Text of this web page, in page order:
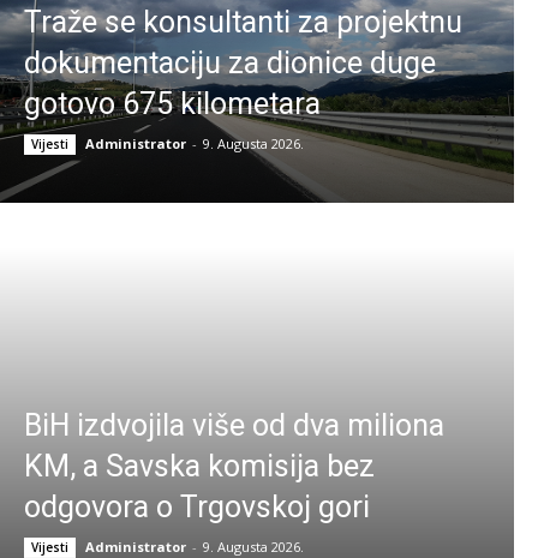
Traže se konsultanti za projektnu
dokumentaciju za dionice duge
gotovo 675 kilometara
Vijesti Administrator - 9. Augusta 2026.
BiH izdvojila više od dva miliona
KM, a Savska komisija bez
odgovora o Trgovskoj gori
Vijesti Administrator - 9. Augusta 2026.